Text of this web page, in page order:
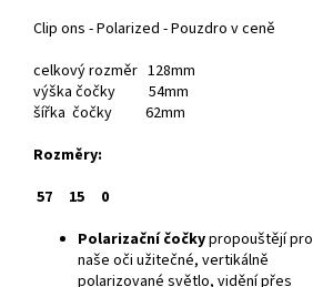
Clip ons - Polarized - Pouzdro v ceně
celkový rozměr 128mm
výška čočky 54mm
šířka čočky 62mm
Rozměry:
57
15 0
Polarizační čočkypropouštějí pro
naše oči užitečné, vertikálně
polarizované světlo, vidění přes